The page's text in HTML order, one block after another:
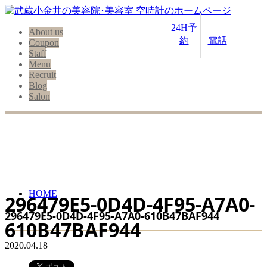
24H予
約
電話
About us
Coupon
Staff
Menu
Recruit
Blog
Salon
296479E5-0D4D-4F95-A7A0-
610B47BAF944
HOME
296479E5-0D4D-4F95-A7A0-610B47BAF944
2020.04.18